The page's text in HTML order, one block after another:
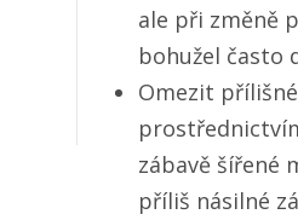
ale při změně
bohužel často
Omezit
zábavě šířené
příliš násilné